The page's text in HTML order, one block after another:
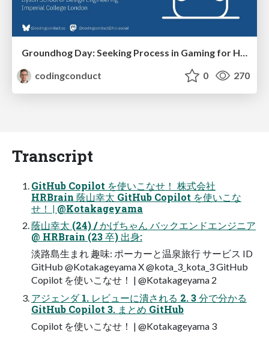
Groundhog Day: Seeking Process in Gaming for Health
codingconduct
0 270
Transcript
GitHub Copilot を使いこなせ！ 株式会社
HRBrain 蔭山幸太 GitHub Copilot を使いこな
せ！ | @Kotakageyama
蔭山幸太 (24) / かげちゃん バックエンドエンジニア
@ HRBrain (23 卒) 出身:
淡路島生まれ 趣味: ポーカーと温泉旅行 サービス ID
GitHub @Kotakageyama X @kota_3_kota_3 GitHub
Copilot を使いこなせ！ | @Kotakageyama 2
アジェンダ 1. レビューに潰される 2. 3 分で分かる
GitHub Copilot 3. まとめ GitHub
Copilot を使いこなせ！ | @Kotakageyama 3